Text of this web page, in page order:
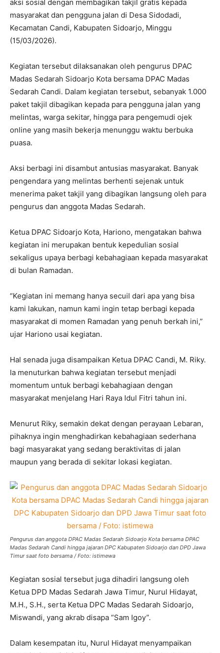
aksi sosial dengan membagikan takjil gratis kepada
masyarakat dan pengguna jalan di Desa Sidodadi,
Kecamatan Candi, Kabupaten Sidoarjo, Minggu
(15/03/2026).
Kegiatan tersebut dilaksanakan oleh pengurus DPAC
Madas Sedarah Sidoarjo Kota bersama DPAC Madas
Sedarah Candi. Dalam kegiatan tersebut, sebanyak 1.000
paket takjil dibagikan kepada para pengguna jalan yang
melintas, warga sekitar, hingga para pengemudi ojek
online yang masih bekerja menunggu waktu berbuka
puasa.
Aksi berbagi ini disambut antusias masyarakat. Banyak
pengendara yang melintas berhenti sejenak untuk
menerima paket takjil yang dibagikan langsung oleh para
pengurus dan anggota Madas Sedarah.
Ketua DPAC Sidoarjo Kota, Hariono, mengatakan bahwa
kegiatan ini merupakan bentuk kepedulian sosial
sekaligus upaya berbagi kebahagiaan kepada masyarakat
di bulan Ramadan.
“Kegiatan ini memang hanya secuil dari apa yang bisa
kami lakukan, namun kami ingin tetap berbagi kepada
masyarakat di momen Ramadan yang penuh berkah ini,”
ujar Hariono usai kegiatan.
Hal senada juga disampaikan Ketua DPAC Candi, M. Riky.
Ia menuturkan bahwa kegiatan tersebut menjadi
momentum untuk berbagi kebahagiaan dengan
masyarakat menjelang Hari Raya Idul Fitri tahun ini.
Menurut Riky, semakin dekat dengan perayaan Lebaran,
pihaknya ingin menghadirkan kebahagiaan sederhana
bagi masyarakat yang sedang beraktivitas di jalan
maupun yang berada di sekitar lokasi kegiatan.
Pengurus dan anggota DPAC Madas Sedarah Sidoarjo Kota bersama DPAC
Madas Sedarah Candi hingga jajaran DPC Kabupaten Sidoarjo dan DPD Jawa
Timur saat foto bersama / Foto: istimewa
Kegiatan sosial tersebut juga dihadiri langsung oleh
Ketua DPD Madas Sedarah Jawa Timur, Nurul Hidayat,
M.H., S.H., serta Ketua DPC Madas Sedarah Sidoarjo,
Miswandi, yang akrab disapa “Sam Igoy”.
Dalam kesempatan itu, Nurul Hidayat menyampaikan